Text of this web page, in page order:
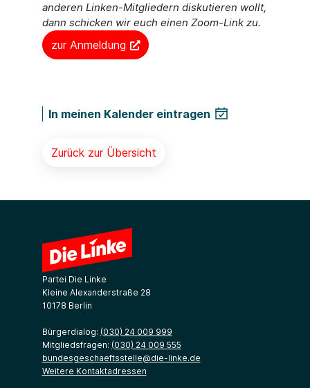
anderen Linken-Mitgliedern diskutieren wollt,
dann schicken wir euch einen Zoom-Link zu.
zur Anmeldung
In meinen Kalender eintragen
Zurück zur Übersicht
Partei Die Linke
Kleine Alexanderstraße 28
10178 Berlin
Bürgerdialog: (030) 24 009 999
Mitgliedsfragen: (030) 24 009 555
bundesgeschaeftsstelle@die-linke.de
Weitere Kontaktadressen